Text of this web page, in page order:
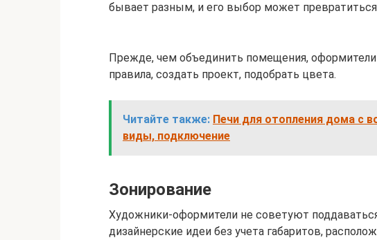
бывает разным, и его выбор может превратиться
Прежде, чем объединить помещения,
правила, создать проект, подобрать цвета.
Читайте также: Печи для отопления дома с
виды, подключение
Зонирование
Художники-оформители не советуют
дизайнерские идеи без учета габаритов,